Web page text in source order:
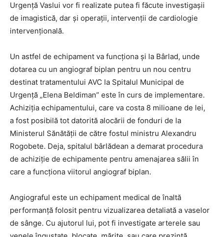
Urgență Vaslui vor fi realizate putea fi făcute investigașii
de imagistică, dar și operații, intervenții de cardiologie
intervențională.
Un astfel de echipament va funcționa și la Bârlad, unde
dotarea cu un angiograf biplan pentru un nou centru
destinat tratamentului AVC la Spitalul Municipal de
Urgență „Elena Beldiman” este în curs de implementare.
Achiziția echipamentului, care va costa 8 milioane de lei,
a fost posibilă tot datorită alocării de fonduri de la
Ministerul Sănătății de către fostul ministru Alexandru
Rogobete. Deja, spitalul bârlădean a demarat procedura
de achiziție de echipamente pentru amenajarea sălii în
care a funcționa viitorul angiograf biplan.
Angiograful este un echipament medical de înaltă
performanță folosit pentru vizualizarea detaliată a vaselor
de sânge. Cu ajutorul lui, pot fi investigate arterele sau